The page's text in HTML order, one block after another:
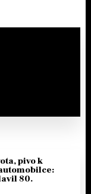
pivo k
80.